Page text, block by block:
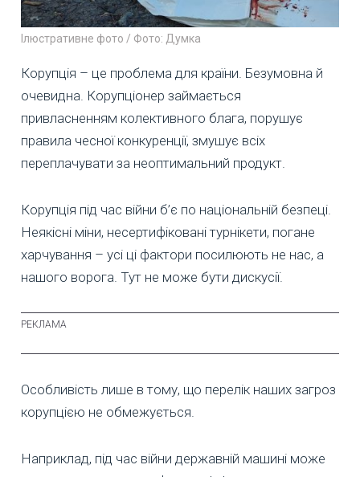
Ілюстративне фото / Фото: Думка
Корупція – це проблема для країни. Безумовна й
очевидна. Корупціонер займається
привласненням колективного блага, порушує
правила чесної конкуренції, змушує всіх
переплачувати за неоптимальний продукт.
Корупція під час війни б’є по національній безпеці.
Неякісні міни, несертифіковані турнікети, погане
харчування – усі ці фактори посилюють не нас, а
нашого ворога. Тут не може бути дискусії.
Особливість лише в тому, що перелік наших загроз
корупцією не обмежується.
Наприклад, під час війни державній машині може